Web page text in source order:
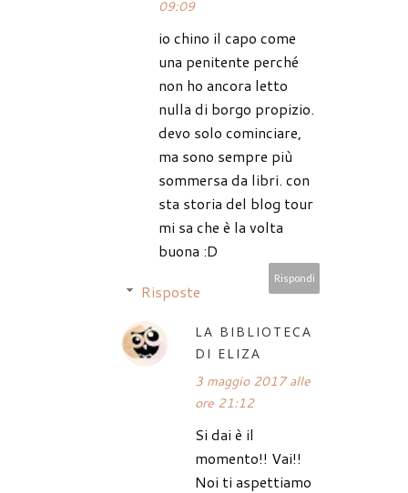
09:09
io chino il capo come
una penitente perché
non ho ancora letto
nulla di borgo propizio.
devo solo cominciare,
ma sono sempre più
sommersa da libri. con
sta storia del blog tour
mi sa che è la volta
buona :D
Rispondi
Risposte
LA BIBLIOTECA
DI ELIZA
3 maggio 2017 alle
ore 21:12
Si dai è il
momento!! Vai!!
Noi ti aspettiamo